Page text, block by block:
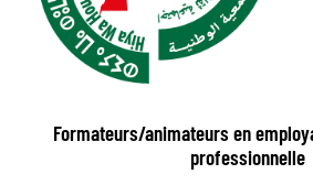
Formateurs/animateurs en
professionnelle